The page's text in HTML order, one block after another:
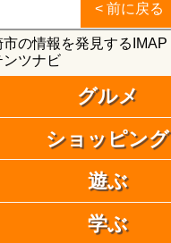
< 前に戻る
の情報を発見するIMAP
ツナビ
グルメ
ショッピング
遊ぶ
学ぶ